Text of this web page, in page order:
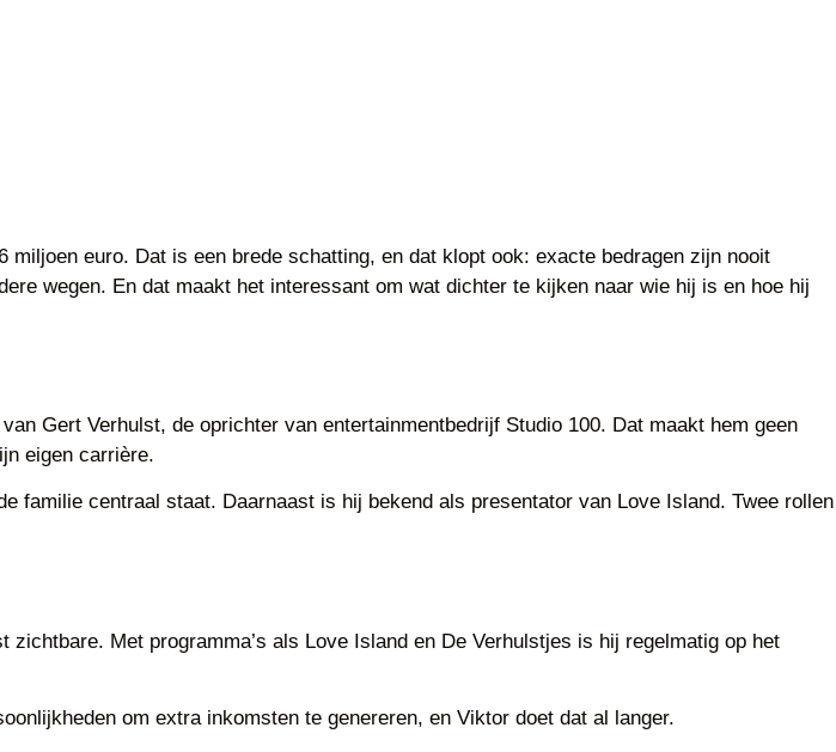
euro. Dat is een brede schatting, en dat klopt ook: exacte bedragen zijn nooit
wegen. En dat maakt het interessant om wat dichter te kijken naar wie hij is en hoe hij
Gert Verhulst, de oprichter van entertainmentbedrijf Studio 100. Dat maakt hem geen
eigen carrière.
familie centraal staat. Daarnaast is hij bekend als presentator van Love Island. Twee rollen
Met programma’s als Love Island en De Verhulstjes is hij regelmatig op het
om extra inkomsten te genereren, en Viktor doet dat al langer.